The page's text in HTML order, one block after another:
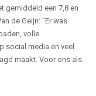
gemiddeld een 7,8 en
de Geijn: “Er was
volle
social media en veel
maakt. Voor ons als